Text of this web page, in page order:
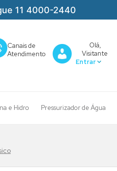
11 4000-2440
Canais de
Atendimento
Olá,
Visitante
e Hidro Pressurizador de Água